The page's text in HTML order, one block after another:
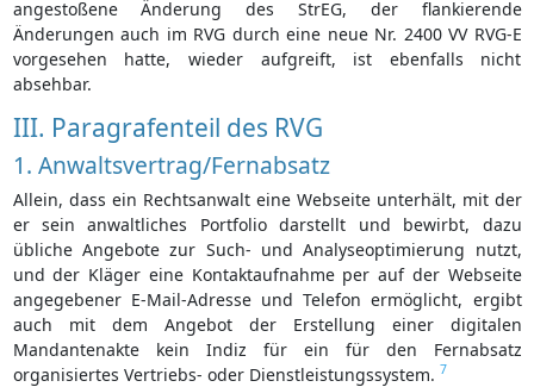
angestoßene Änderung des StrEG, der flankierende
Änderungen auch im RVG durch eine neue Nr. 2400 VV RVG-E
vorgesehen hatte, wieder aufgreift, ist ebenfalls nicht
absehbar.
III. Paragrafenteil des RVG
1. Anwaltsvertrag/Fernabsatz
Allein, dass ein Rechtsanwalt eine Webseite unterhält, mit der
er sein anwaltliches Portfolio darstellt und bewirbt, dazu
übliche Angebote zur Such- und Analyseoptimierung nutzt,
und der Kläger eine Kontaktaufnahme per auf der Webseite
angegebener E-Mail-Adresse und Telefon ermöglicht, ergibt
auch mit dem Angebot der Erstellung einer digitalen
Mandantenakte kein Indiz für ein für den Fernabsatz
organisiertes Vertriebs- oder Dienstleistungssystem. 7